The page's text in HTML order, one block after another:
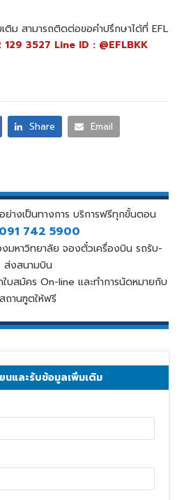
ติม สามารถติดต่อขอคำปรึกษาได้ที่ EFL
3527 Line ID : @EFLBKK
Share Email
างเป็นทางการ บริการฟรีทุกขั้นตอน
742 5900
มหาวิทยาลัย จองตั๋วเครื่องบิน รถรับ-
ส่งสนามบิน
บสมัคร On-line และทำการนัดหมายกับ
สถานฑูตให้ฟรี
นและรับข้อมูลเพิ่มเติม